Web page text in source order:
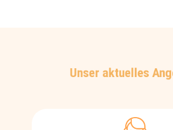
Unser aktuelles